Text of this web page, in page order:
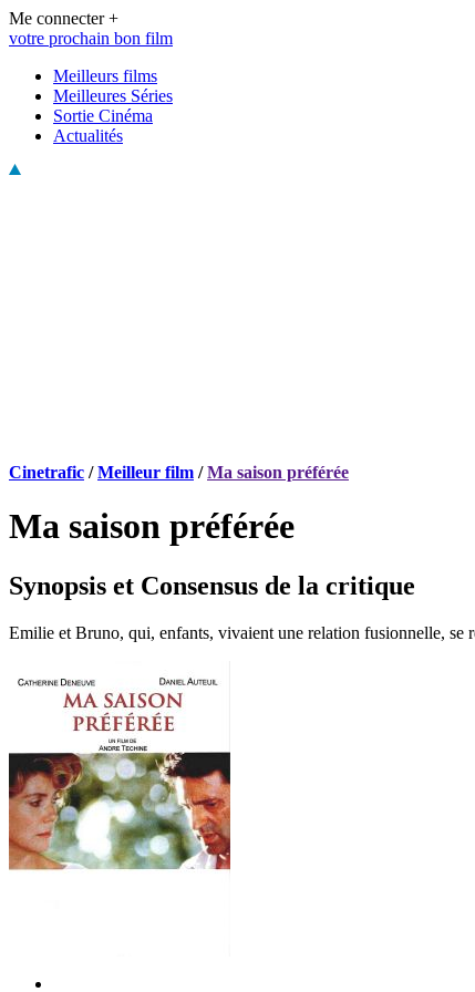
Me connecter +
votre prochain bon film
Meilleurs films
Meilleures Séries
Sortie Cinéma
Actualités
Cinetrafic /Meilleur film /Ma saison préférée
Ma saison préférée
Synopsis et Consensus de la critique
Emilie et Bruno, qui, enfants, vivaient une relation fusionnelle, se